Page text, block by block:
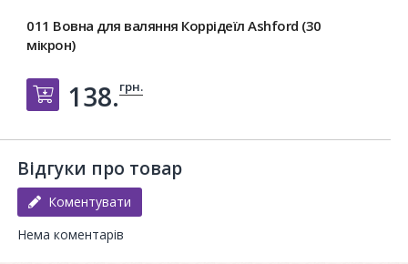
011 Вовна для валяння Коррідеїл Ashford (30
мікрон)
Добавить в корзину
138.грн.
Відгуки про товар
Коментувати
Нема коментарів